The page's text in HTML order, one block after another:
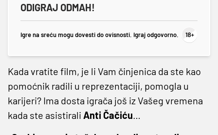
ODIGRAJ ODMAH!
Igre na sreću mogu dovesti do ovisnosti. Igraj odgovorno.
Kada vratite film, je li Vam činjenica da ste kao
pomoćnik radili u reprezentaciji, pomogla u
karijeri? Ima dosta igrača još iz Vašeg vremena
kada ste asistirali Anti Čačiću…